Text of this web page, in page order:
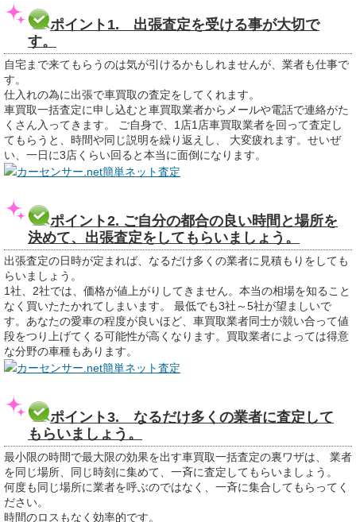
ポイント1. 出張査定を受ける事が大切で
す。
自宅まで来てもらうのは気が引けるかもしれませんが、業者も仕事で
す。
仕入れの為に出張で車買取の査定をしてくれます。
車買取一括査定に申し込むと車買取業者からメールや電話で連絡がた
くさん入ってきます。 ご自身で、1店1店車買取業者を回って査定し
てもらうと、時間や同じ説明を繰り返えし、 大変疲れます。せいぜ
い、一日に3店くらい回ると本当に面倒になります。
カーセンサー.net簡単ネット査定
ポイント2. ご自分の都合の良い時間と場所を
決めて、出張査定をしてもらいましょう。
出張査定の日時が定まれば、なるだけ多くの業者に見積もりをしても
らいましょう。
1社、2社では、価格が値上がりしてきません。本当の相場を知ること
なく買いたたかれてしまいます。 最低でも3社～5社が望ましいで
す。あなたの愛車の程度が良いほど、車買取業者同士が競い合って値
段をつり上げてくる可能性が高くなります。買取業者によっては得意
な分野の車種もあります。
カーセンサー.net簡単ネット査定
ポイント3. なるだけ多くの業者に査定して
もらいましょう。
最小限の時間で最大限の効果を出す車買取一括査定の裏ワザは、 業者
を同じ場所、同じ時刻に集めて、一斉に査定してもらいましょう。
何度も同じ場所に業者を呼ぶのではなく、一斉に集合してもらってく
ださい。
時間のロスもなく効率的です。